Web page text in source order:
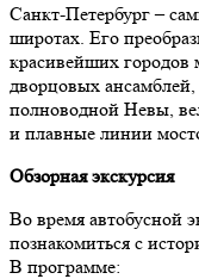
Санкт-Петербург –
широтах. Его
красивейших городов
дворцовых
полноводной Невы,
и плавные линии
Обзорная экскурсия
Во время автобусной
познакомиться с
В программе: